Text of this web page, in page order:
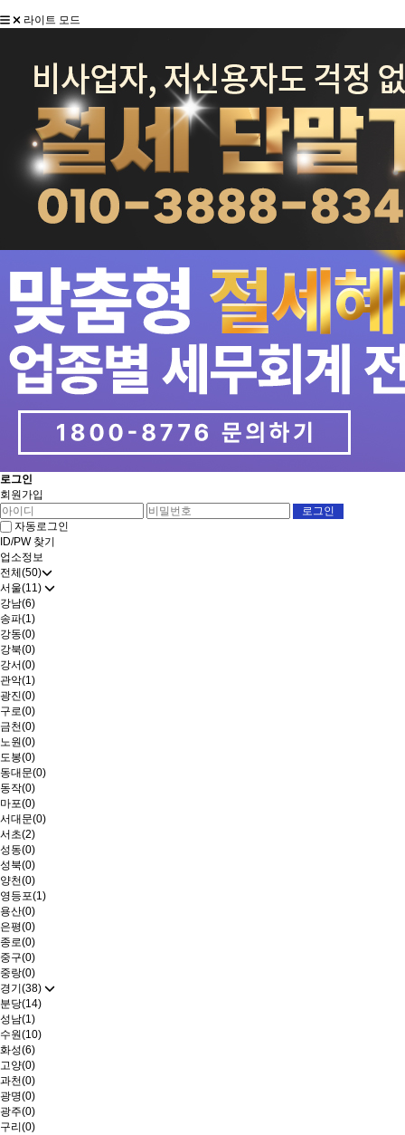
라이트 모드
로그인
회원가입
자동로그인
ID/PW 찾기
업소정보
전체(50)
서울(11)
강남(6)
송파(1)
강동(0)
강북(0)
강서(0)
관악(1)
광진(0)
구로(0)
금천(0)
노원(0)
도봉(0)
동대문(0)
동작(0)
마포(0)
서대문(0)
서초(2)
성동(0)
성북(0)
양천(0)
영등포(1)
용산(0)
은평(0)
종로(0)
중구(0)
중랑(0)
경기(38)
분당(14)
성남(1)
수원(10)
화성(6)
고양(0)
과천(0)
광명(0)
광주(0)
구리(0)